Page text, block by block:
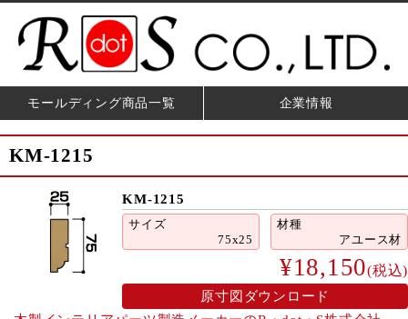
モールディング商品一覧 企業情報
KM-1215
KM-1215
サイズ
75x25
材種
アユース材
¥18,150(税込)
原寸図ダウンロード